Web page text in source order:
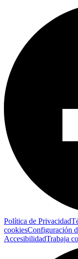
Política de Privacidad
cookiesConfiguración
AccesibilidadTrabaja